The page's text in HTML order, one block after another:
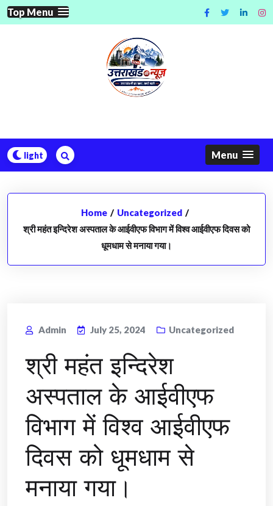
Skip
to
Top Menu
Menu
Home / Uncategorized /
श्री महंत इन्दिरेश अस्पताल के आईवीएफ विभाग में विश्व आईवीएफ दिवस को
धूमधाम से मनाया गया।
Admin July 25, 2024 Uncategorized
श्री महंत इन्दिरेश
अस्पताल के आईवीएफ
विभाग में विश्व आईवीएफ
दिवस को धूमधाम से
मनाया गया।